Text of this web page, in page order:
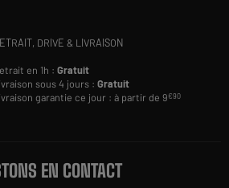
DRIVE & LIVRAISON
en 1h :Gratuit
sous 4 jours :Gratuit
garantie ce jour : à partir de 9€90
EN CONTACT